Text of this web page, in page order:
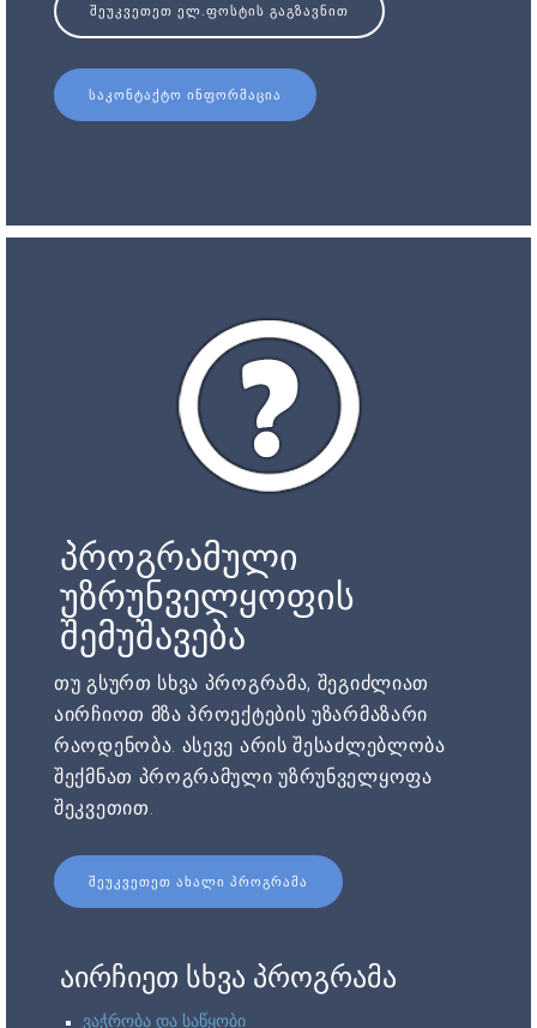
ᲨᲔᲣᲙᲕᲔᲗᲔᲗ ᲔᲚ.ᲤᲝᲡᲢᲘᲡ ᲒᲐᲒᲖᲐᲕᲜᲘᲗ
ᲡᲐᲙᲝᲜᲢᲐᲥᲢᲝ ᲘᲜᲤᲝᲠᲛᲐᲪᲘᲐ
პროგრამული
უზრუნველყოფის
შემუშავება
თუ გსურთ სხვა პროგრამა, შეგიძლიათ
აირჩიოთ მზა პროექტების უზარმაზარი
რაოდენობა. ასევე არის შესაძლებლობა
შექმნათ პროგრამული უზრუნველყოფა
შეკვეთით.
ᲨᲔᲣᲙᲕᲔᲗᲔᲗ ᲐᲮᲐᲚᲘ ᲞᲠᲝᲒᲠᲐᲛᲐ
აირჩიეთ სხვა პროგრამა
ვაჭრობა და საწყობი